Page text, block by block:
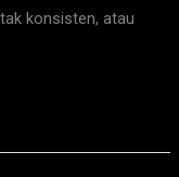
konsisten, atau